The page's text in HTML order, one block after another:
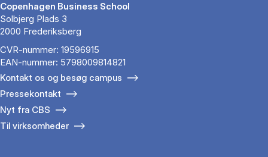
Copenhagen Business School
Solbjerg Plads 3
2000 Frederiksberg
CVR-nummer: 19596915
EAN-nummer: 5798009814821
Kontakt os og besøg campus
Pressekontakt
Nyt fra CBS
Til virksomheder